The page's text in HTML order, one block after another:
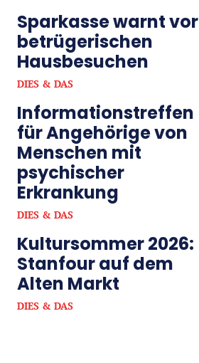
Sparkasse warnt vor
betrügerischen
Hausbesuchen
DIES & DAS
Informationstreffen
für Angehörige von
Menschen mit
psychischer
Erkrankung
DIES & DAS
Kultursommer 2026:
Stanfour auf dem
Alten Markt
DIES & DAS